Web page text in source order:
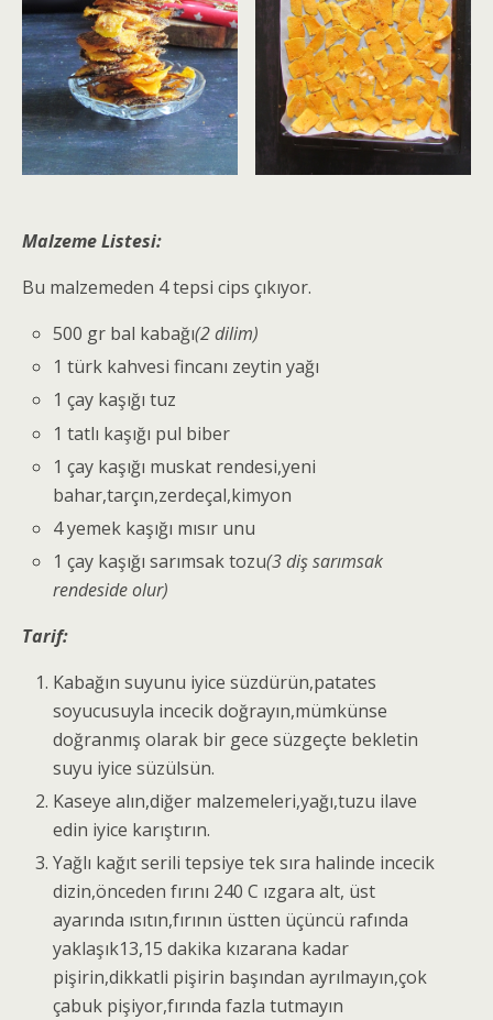
Malzeme Listesi:
Bu malzemeden 4 tepsi cips çıkıyor.
500 gr bal kabağı(2 dilim)
1 türk kahvesi fincanı zeytin yağı
1 çay kaşığı tuz
1 tatlı kaşığı pul biber
1 çay kaşığı muskat rendesi,yeni
bahar,tarçın,zerdeçal,kimyon
4 yemek kaşığı mısır unu
1 çay kaşığı sarımsak tozu(3 diş sarımsak
rendeside olur)
Tarif:
Kabağın suyunu iyice süzdürün,patates
soyucusuyla incecik doğrayın,mümkünse
doğranmış olarak bir gece süzgeçte bekletin
suyu iyice süzülsün.
Kaseye alın,diğer malzemeleri,yağı,tuzu ilave
edin iyice karıştırın.
Yağlı kağıt serili tepsiye tek sıra halinde incecik
dizin,önceden fırını 240 C ızgara alt, üst
ayarında ısıtın,fırının üstten üçüncü rafında
yaklaşık13,15 dakika kızarana kadar
pişirin,dikkatli pişirin başından ayrılmayın,çok
çabuk pişiyor,fırında fazla tutmayın